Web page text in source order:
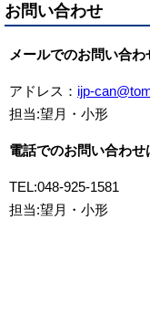
お問い合わせ
メールでのお問い合わ
アドレス： ijp-
担当:望月・小形
電話でのお問い合わせ
TEL:048-925-1581
担当:望月・小形